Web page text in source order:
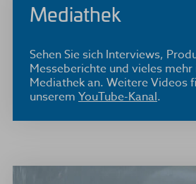
Mediathek
Sehen Sie sich Interviews,
Messeberichte und vieles mehr
Mediathek an. Weitere Videos
unserem YouTube-Kanal.